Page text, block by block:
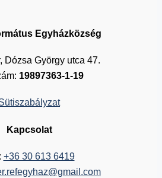
Egyházközség
Dózsa György utca 47.
19897363-1-19
Kapcsolat
+36 30 613 6419